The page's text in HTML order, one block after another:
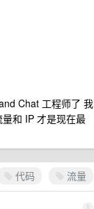
Chat 工程师了 我
和 IP 才是现在最
代码 流量